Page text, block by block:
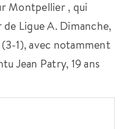
Montpellier , qui
Ligue A. Dimanche,
1), avec notamment
Jean Patry, 19 ans